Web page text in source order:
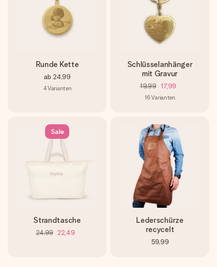
Runde Kette
ab 24,99
4Varianten
Schlüsselanhänger
mit Gravur
19,99 17,99
16Varianten
Sale
Strandtasche
24,99 22,49
Lederschürze
recycelt
59,99